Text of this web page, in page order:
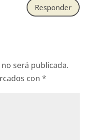
Responder
será publicada.
con*